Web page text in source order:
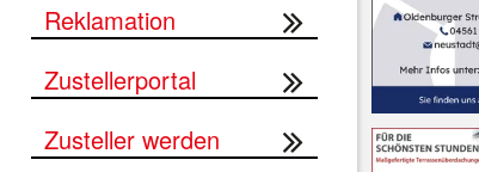
Reklamation
Zustellerportal
Zusteller werden